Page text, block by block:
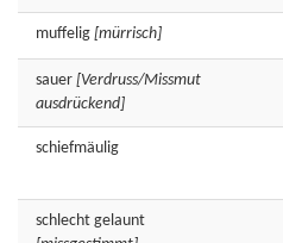
muffelig [mürrisch]
sauer [Verdruss/Missmut
ausdrückend]
schiefmäulig
schlecht gelaunt